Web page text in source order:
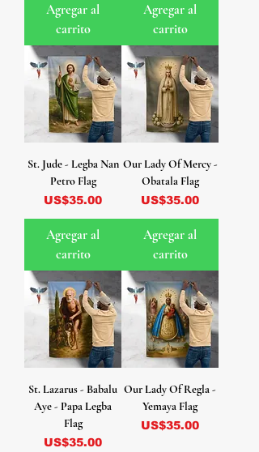
Agregar al
carrito
Agregar al
carrito
St. Jude - Legba Nan
Petro Flag
Precio
US$35.00
Agregar al
carrito
Our Lady Of Mercy -
Obatala Flag
Precio
US$35.00
Agregar al
carrito
St. Lazarus - Babalu
Aye - Papa Legba
Flag
Precio
US$35.00
Our Lady Of Regla -
Yemaya Flag
Precio
US$35.00